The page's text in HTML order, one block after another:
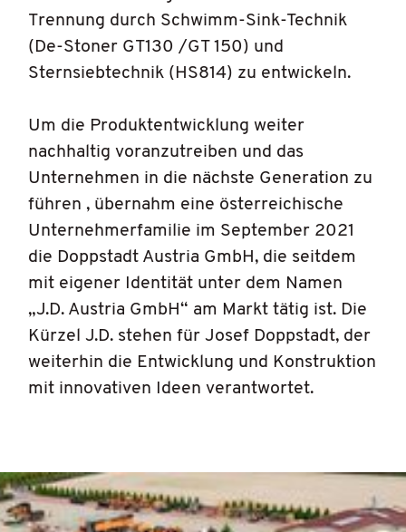
Trennung durch Schwimm-Sink-Technik
(De-Stoner GT130 /GT 150) und
Sternsiebtechnik (HS814) zu entwickeln.
Um die Produktentwicklung weiter
nachhaltig voranzutreiben und das
Unternehmen in die nächste Generation zu
führen , übernahm eine österreichische
Unternehmerfamilie im September 2021
die Doppstadt Austria GmbH, die seitdem
mit eigener Identität unter dem Namen
„J.D. Austria GmbH“ am Markt tätig ist. Die
Kürzel J.D. stehen für Josef Doppstadt, der
weiterhin die Entwicklung und Konstruktion
mit innovativen Ideen verantwortet.